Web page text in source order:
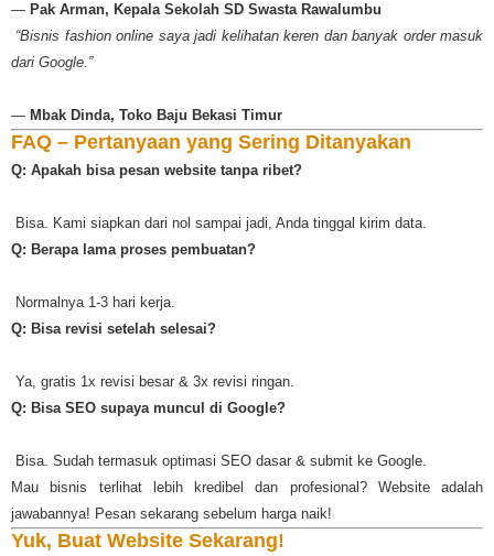
— Pak Arman, Kepala Sekolah SD Swasta Rawalumbu
“Bisnis fashion online saya jadi kelihatan keren dan banyak order masuk
dari Google.”
— Mbak Dinda, Toko Baju Bekasi Timur
FAQ – Pertanyaan yang Sering Ditanyakan
Q: Apakah bisa pesan website tanpa ribet?
️ Bisa. Kami siapkan dari nol sampai jadi, Anda tinggal kirim data.
Q: Berapa lama proses pembuatan?
️ Normalnya 1-3 hari kerja.
Q: Bisa revisi setelah selesai?
️ Ya, gratis 1x revisi besar & 3x revisi ringan.
Q: Bisa SEO supaya muncul di Google?
️ Bisa. Sudah termasuk optimasi SEO dasar & submit ke Google.
Mau bisnis terlihat lebih kredibel dan profesional? Website adalah
jawabannya! Pesan sekarang sebelum harga naik!
Yuk, Buat Website Sekarang!